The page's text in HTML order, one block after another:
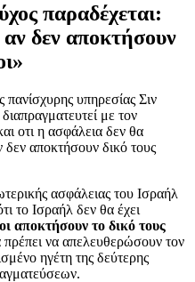
παραδέχεται:
αν δεν αποκτήσουν
υπηρεσίας Σιν
με τον
οτι η ασφάλεια δεν θα
αποκτήσουν δικό τους
ασφάλειας του Ισραήλ
το Ισραήλ δεν θα έχει
αποκτήσουν το δικό τους
πρέπει να απελευθερώσουν τον
ηγέτη της δεύτερης